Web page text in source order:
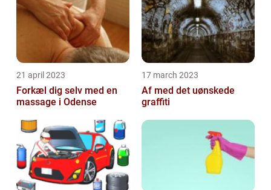
21 april 2023
Forkæl dig selv med en
massage i Odense
17 march 2023
Af med det uønskede
graffiti